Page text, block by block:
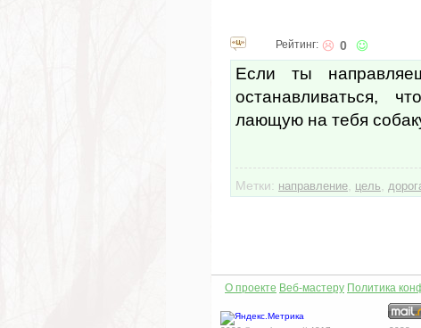
Рейтинг: 0
Если ты
останавливаться,
лающую на тебя
Метки: направление цель
О проекте Веб-мастеру Политика